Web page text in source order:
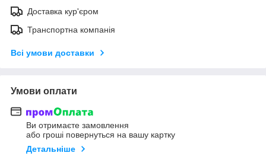
Доставка кур'єром
Транспортна компанія
Всі умови доставки
Умови оплати
Ви отримаєте замовлення
або гроші повернуться на вашу картку
Детальніше